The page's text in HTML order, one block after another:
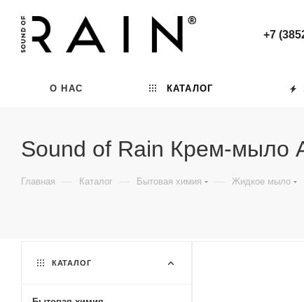
+7
О НАС КАТАЛОГ
Sound of Rain Крем-мыло
Главная — Каталог — Бытовая химия — Жидкое мыло
КАТАЛОГ